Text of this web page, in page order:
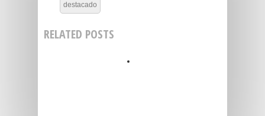
destacado
RELATED POSTS